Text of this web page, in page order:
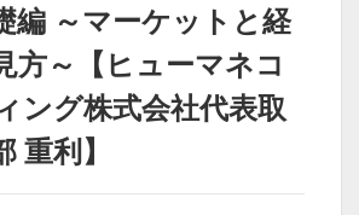
編 ～マーケットと経
方～【ヒューマネコ
ング株式会社代表取
利】